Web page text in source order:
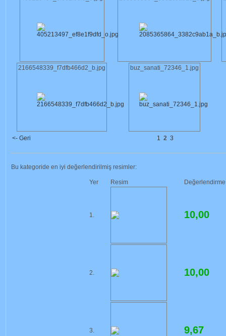
2166548339_f7dfb466d2_b.jpg buz_sanati_72346_1.jpg
<- Geri 1 2 3
Bu kategoride en iyi değerlendirilmiş resimler:
Yer Resim Değerlendirme
1. 10,00
2. 10,00
3. 9,67